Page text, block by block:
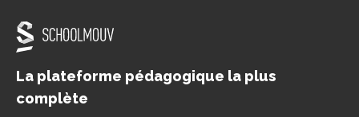
La plateforme pédagogique la plus
complète